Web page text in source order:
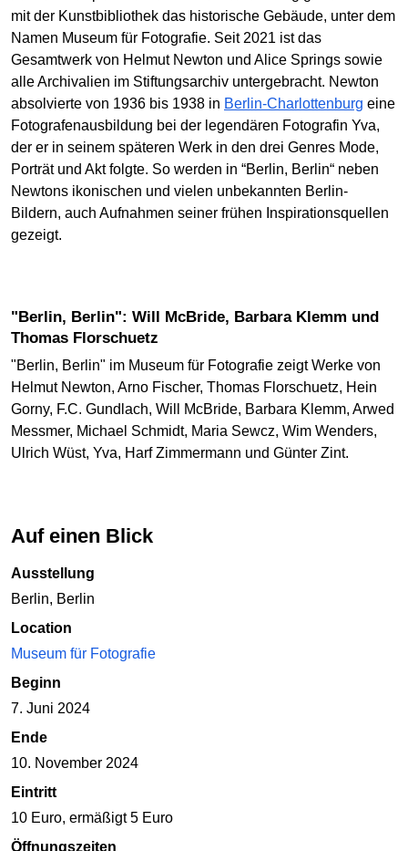
mit der Kunstbibliothek das historische Gebäude, unter dem
Namen Museum für Fotografie. Seit 2021 ist das
Gesamtwerk von Helmut Newton und Alice Springs sowie
alle Archivalien im Stiftungsarchiv untergebracht. Newton
absolvierte von 1936 bis 1938 in Berlin-Charlottenburg eine
Fotografenausbildung bei der legendären Fotografin Yva,
der er in seinem späteren Werk in den drei Genres Mode,
Porträt und Akt folgte. So werden in “Berlin, Berlin“ neben
Newtons ikonischen und vielen unbekannten Berlin-
Bildern, auch Aufnahmen seiner frühen Inspirationsquellen
gezeigt.
"Berlin, Berlin": Will McBride, Barbara Klemm und
Thomas Florschuetz
"Berlin, Berlin" im Museum für Fotografie zeigt Werke von
Helmut Newton, Arno Fischer, Thomas Florschuetz, Hein
Gorny, F.C. Gundlach, Will McBride, Barbara Klemm, Arwed
Messmer, Michael Schmidt, Maria Sewcz, Wim Wenders,
Ulrich Wüst, Yva, Harf Zimmermann und Günter Zint.
Auf einen Blick
Ausstellung
Berlin, Berlin
Location
Museum für Fotografie
Beginn
7. Juni 2024
Ende
10. November 2024
Eintritt
10 Euro, ermäßigt 5 Euro
Öffnungszeiten